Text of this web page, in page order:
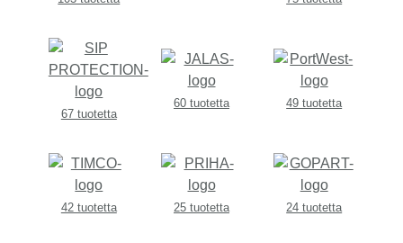
67 tuotetta
60 tuotetta 49 tuotetta
42 tuotetta 25 tuotetta 24 tuotetta